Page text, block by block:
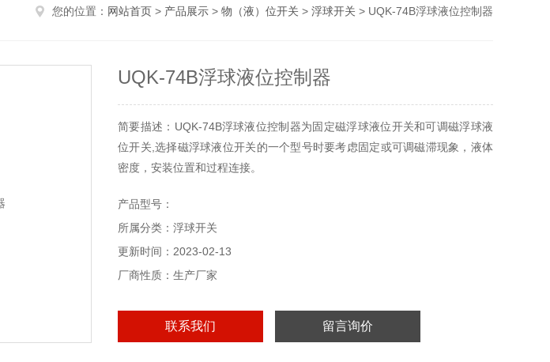
您的位置： 网站首页 > 产品展示 > 物（液）位开关 > 浮球开关 > UQK-74B浮球液位控制器
UQK-74B浮球液位控制器
简要描述：UQK-74B浮球液位控制器为固定磁浮球液位开关和可调磁浮球液
位开关,选择磁浮球液位开关的一个型号时要考虑固定或可调磁滞现象，液体
密度，安装位置和过程连接。
产品型号：
所属分类：浮球开关
更新时间：2023-02-13
厂商性质：生产厂家
联系我们 留言询价